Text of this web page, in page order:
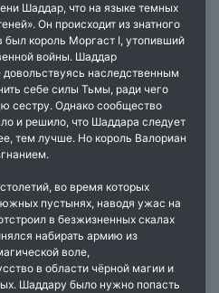
Шаддар, что на языке темных
Он происходит из знатного
был король Моргаст I, утопивший
войны. Шаддар
наследственным
себе силы Тьмы, ради чего
сестру. Однако сообщество
и решило, что Шаддарa следует
тем лучше. Но король Валориан
во время которых
пустынях, наводя ужас на
в безжизненных скалах
набирать армию из
воле,
в области чёрной магии и
Шаддару было нужно попасть